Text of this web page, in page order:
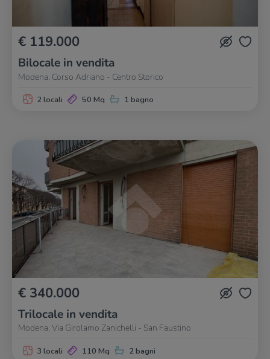
€ 119.000
Bilocale in vendita
Modena, Corso Adriano - Centro Storico
2 locali 50 Mq 1 bagno
€ 340.000
Trilocale in vendita
Modena, Via Girolamo Zanichelli - San Faustino
3 locali 110 Mq 2 bagni